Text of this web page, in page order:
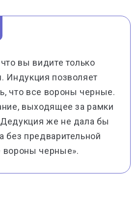
вы видите только
Индукция позволяет
что все вороны черные.
выходящее за рамки
же не дала бы
без предварительной
вороны черные».